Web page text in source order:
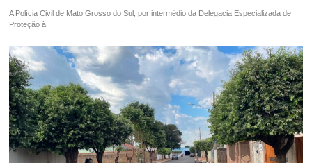
A Polícia Civil de Mato Grosso do Sul, por intermédio da Delegacia Especializada de
Proteção à